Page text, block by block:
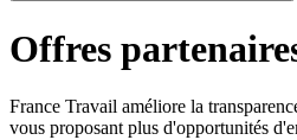
Offres
France Travail améliore la
vous proposant plus d'opportunités